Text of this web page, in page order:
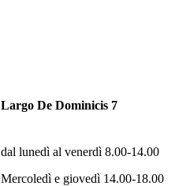
Largo De Dominicis 7
dal lunedì al venerdì 8.00-14.00
Mercoledì e giovedì 14.00-18.00